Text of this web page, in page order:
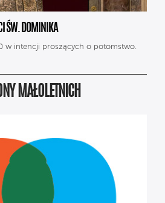
ŚW. DOMINIKA
w intencji proszących o potomstwo.
MAŁOLETNICH